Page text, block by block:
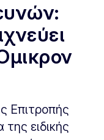
Επιτροπής
ειδικής